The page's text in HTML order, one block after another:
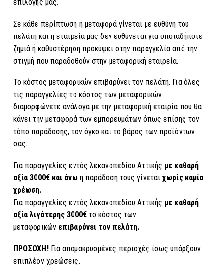
επιλογής μας.
Σε κάθε περίπτωση η μεταφορά γίνεται με ευθύνη του
πελάτη και η εταιρεία μας δεν ευθύνεται για οποιαδήποτε
ζημιά ή καθυστέρηση προκύψει στην παραγγελία από την
στιγμή που παραδοθούν στην μεταφορική εταιρεία.
Το κόστος μεταφορικών επιβαρύνει τον πελάτη. Για όλες
τις παραγγελίες το κόστος των μεταφορικών
διαμορφώνετε ανάλογα με την μεταφορική εταιρία που θα
κάνει την μεταφορά των εμπορευμάτων όπως επίσης τον
τόπο παράδοσης, τον όγκο και το βάρος των προϊόντων
σας.
Για παραγγελίες εντός λεκανοπεδίου Αττικής με καθαρή
αξία 3000€ και άνω η παράδοση τους γίνεταιχωρίς καμία
χρέωση.
Για παραγγελίες εντός λεκανοπεδίου Αττικής με καθαρή
αξία λιγότερης 3000€το κόστος των
μεταφορικών επιβαρύνει τον πελάτη.
ΠΡΟΣΟΧΗ!Για απομακρυσμένες περιοχές ίσως υπάρξουν
επιπλέον χρεώσεις.